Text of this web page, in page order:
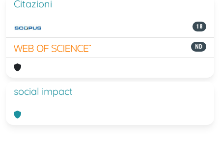
Citazioni
18
ND
social impact